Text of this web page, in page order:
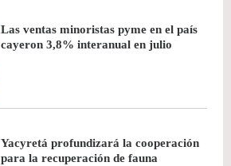
Las ventas minoristas pyme en el país
cayeron 3,8% interanual en julio
Yacyretá profundizará la cooperación
para la recuperación de fauna